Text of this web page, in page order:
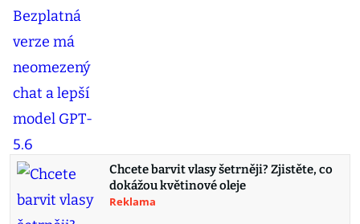
Chcete barvit vlasy šetrněji? Zjistěte, co
dokážou květinové oleje
Reklama